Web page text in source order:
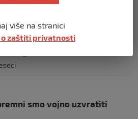
stanje u Münchenu, odjeknulo
eksplozija: Ima žrtava,
smo vojno uzvratiti
više na stranici
o zaštiti privatnosti